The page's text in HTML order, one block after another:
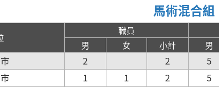
馬術混合組
職員
男
女 小計 男
2 2 5
1 1 2 5